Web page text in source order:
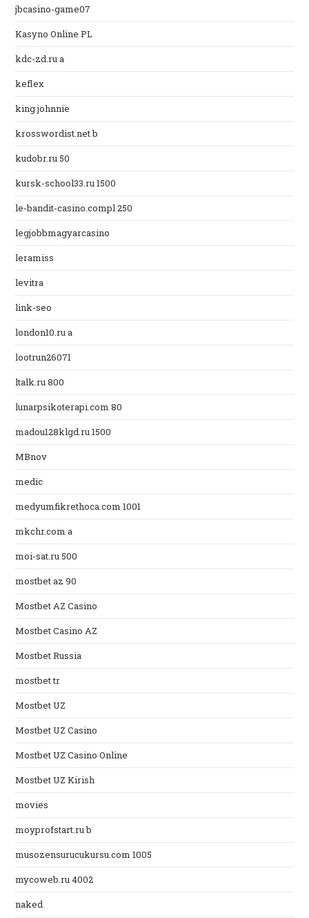
jbcasino-game07
Kasyno Online PL
kdc-zd.ru a
keflex
king johnnie
krosswordist.net b
kudobr.ru 50
kursk-school33.ru 1500
le-bandit-casino.compl 250
legjobbmagyarcasino
leramiss
levitra
link-seo
london10.ru a
lootrun26071
ltalk.ru 800
lunarpsikoterapi.com 80
madou128klgd.ru 1500
MBnov
medic
medyumfikrethoca.com 1001
mkchr.com a
moi-sat.ru 500
mostbet az 90
Mostbet AZ Casino
Mostbet Casino AZ
Mostbet Russia
mostbet tr
Mostbet UZ
Mostbet UZ Casino
Mostbet UZ Casino Online
Mostbet UZ Kirish
movies
moyprofstart.ru b
musozensurucukursu.com 1005
mycoweb.ru 4002
naked